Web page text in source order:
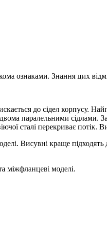
ознаками. Знання цих
до сідел корпусу.
паралельними сідлами.
сталі перекриває потік.
Висувні краще
міжфланцеві моделі.